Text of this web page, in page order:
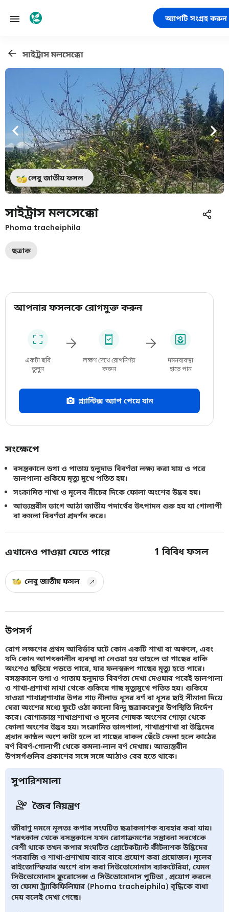
অ্যাপটি সংগ্রহ করুন
সাইট্রাস মলসেক্কো
লেবু জাতীয় ফসল
সাইট্রাস মলসেক্কো
Phoma tracheiphila
ছত্রাক
আপনার ফসলকে রোগমুক্ত করুন
একটা ছবি
তুলুন
লক্ষণ দেখে রোগনির্ণয়
করুন
দমনব্যবস্থা
হাতে পান
প্ল্যান্টিক্স অ্যাপ পেয়ে যান
সংক্ষেপে
বসন্তকালে ডগা ও পাতায় হলুদাভ বিবর্ণতা লক্ষ্য করা যায় ও পরে
ডালপালা শুকিয়ে মৃত্যু মুখে পতিত হয়।
সংক্রামিত শাখা ও মূলের নীচের দিকে ফোলা অংশের উদ্ভব হয়।
আভ্যন্তরীন ভাগে আঠা জাতীয় পদার্থের উৎপাদন শুরু হয় যা গোলাপী
বা কমলা বিবর্ণতা প্রদর্শন করে।
এখানেও পাওয়া যেতে পারে 1বিবিধ ফসল
লেবু জাতীয় ফসল
উপসর্গ
রোগ লক্ষণের প্রথম আবির্ভাব ঘটে কোন একটি শাখা বা অঞ্চলে, এবং
যদি কোন আপৎকালীন ব্যবস্থা না নেওয়া হয় তাহলে তা গাছের বাকি
অংশেও ছড়িয়ে পড়তে পারে, যার ফলস্বরূপ গাছের মৃত্যু হতে পারে।
বসন্তকালে ডগা ও পাতায় হলুদাভ বিবর্ণতা দেখা দেওয়ার পরেই ডালপালা
ও শাখা-প্রশাখা মাথা থেকে শুকিয়ে গাছ মৃত্যুমুখে পতিত হয়। শুকিয়ে
যাওয়া শাখাপ্রশাখার উপর গাঢ় নীলাভ ধূসর বর্ণ বা ধূসর ছাই সীমানা দিয়ে
ঘেরা অংশের মধ্যে ফুটে ওঠা কালো বিন্দু ছত্রাকরেণুর উপস্থিতি নির্দেশ
করে। রোগাক্রান্ত শাখাপ্রশাখা ও মূলের শোষক অংশের গোড়া থেকে
ফোলা অংশের উদ্ভব হয়। সংক্রামিত ডালপালা, শাখাপ্রশাখা বা উদ্ভিদের
প্রধান কাষ্ঠল অংশ কাটা হলে বা গাছের বাকল ছেঁটে ফেলা হলে কাঠের
বর্ণ বিবর্ণ-গোলাপী থেকে কমলা-লাল বর্ণ দেখায়। আভ্যন্তরীন
উপসর্গগুলির প্রকাশের সঙ্গে সঙ্গে আঠাও বের হতে থাকে।
সুপারিশমালা
জৈব নিয়ন্ত্রণ
জীবাণু দমনে মূলতঃ কপার সংঘটিত ছত্রাকনাশক ব্যবহার করা যায়।
শরৎকাল থেকে বসন্তকালে যখন রোগাক্রমণের সম্ভাবনা সবথেকে
বেশী থাকে তখন কপার সংঘটিত প্রোটেকট্যান্ট কীটনাশক উদ্ভিদের
পত্ররাজি ও শাখা-প্রশাখায় বারে বারে প্রয়োগ করা প্রয়োজন। মূলের
রাইজোস্ফিয়ার অংশে বাস করা সিউডোমোনাস ব্যাকটেরিয়া, যেমন
সিউডোমোনাস ফ্লুরোসেন্স ও সিউডোমোনাস পুটিডা , প্রয়োগ করলে
তা ফোমা ট্র্যাকিফিলিয়ার (Phoma tracheiphila) বৃদ্ধিকে বাধা
দেয় বলেই দেখা গেছে।